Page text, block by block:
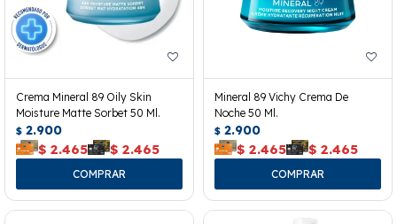
Crema Mineral 89 Oily Skin
Moisture Matte Sorbet 50 Ml.
$ 2.900
$ 2.465 $ 2.465
Mineral 89 Vichy Crema De
Noche 50 Ml.
$ 2.900
$ 2.465 $ 2.465